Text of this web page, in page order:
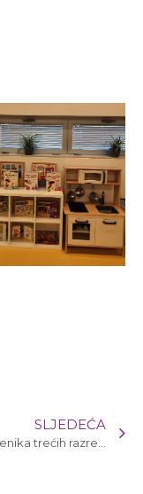
SLJEDEĆA
Posjet učenika trećih razreda OŠ Biograd